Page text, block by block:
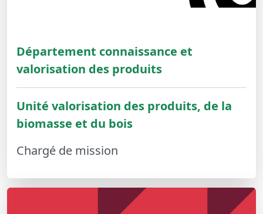
Département connaissance et
valorisation des produits
Unité valorisation des produits, de la
biomasse et du bois
Chargé de mission